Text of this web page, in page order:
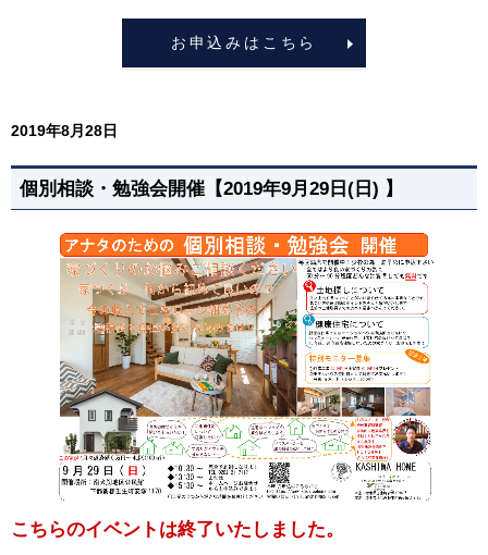
お申込みはこちら
2019年8月28日
個別相談・勉強会開催【2019年9月29日(日) 】
こちらのイベントは終了いたしました。